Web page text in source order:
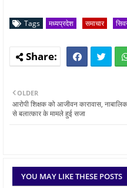
Tags मध्यप्रदेश समाचार
OLDER
आरोपी शिक्षक को आजीवन कारावास, नाबालिक
से बलात्कार के मामले हुई सजा
YOU MAY LIKE THESE POSTS